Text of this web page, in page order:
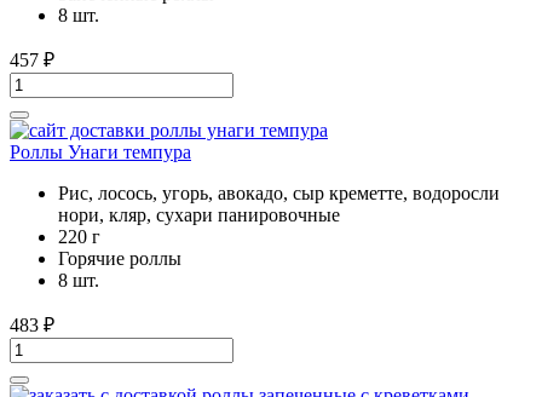
8 шт.
457 ₽
Роллы Унаги темпура
Рис, лосось, угорь, авокадо, сыр креметте, водоросли
нори, кляр, сухари панировочные
220 г
Горячие роллы
8 шт.
483 ₽